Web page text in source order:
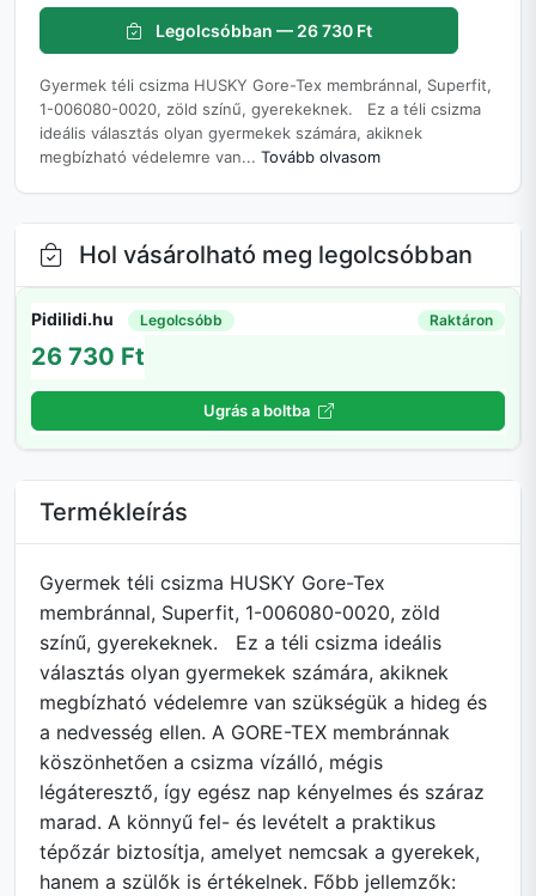
Legolcsóbban — 26 730 Ft
Gyermek téli csizma HUSKY Gore-Tex membránnal, Superfit,
1-006080-0020, zöld színű, gyerekeknek. Ez a téli csizma
ideális választás olyan gyermekek számára, akiknek
megbízható védelemre van... Tovább olvasom
Hol vásárolható meg legolcsóbban
Pidilidi.hu Legolcsóbb Raktáron
26 730 Ft
Ugrás a boltba
Termékleírás
Gyermek téli csizma HUSKY Gore-Tex
membránnal, Superfit, 1-006080-0020, zöld
színű, gyerekeknek. Ez a téli csizma ideális
választás olyan gyermekek számára, akiknek
megbízható védelemre van szükségük a hideg és
a nedvesség ellen. A GORE-TEX membránnak
köszönhetően a csizma vízálló, mégis
légáteresztő, így egész nap kényelmes és száraz
marad. A könnyű fel- és levételt a praktikus
tépőzár biztosítja, amelyet nemcsak a gyerekek,
hanem a szülők is értékelnek. Főbb jellemzők: